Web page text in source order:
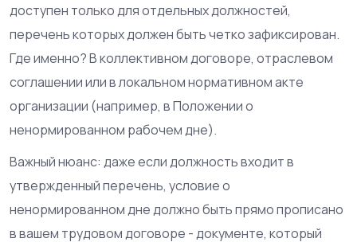
доступен только для отдельных должностей,
перечень которых должен быть четко зафиксирован.
Где именно? В коллективном договоре, отраслевом
соглашении или в локальном нормативном акте
организации (например, в Положении о
ненормированном рабочем дне).
Важный нюанс: даже если должность входит в
утвержденный перечень, условие о
ненормированном дне должно быть прямо прописано
в вашем трудовом договоре - документе, который